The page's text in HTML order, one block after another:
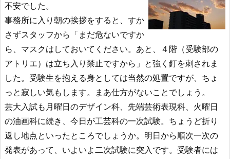
不安でした。
事務所に入り朝の挨拶をすると、すか
さずスタッフから「まだ危ないですか
ら、マスクはしておいてください。あと、４階（受験部の
アトリエ）は立ち入り禁止ですから」と強く釘を刺されま
した。受験生を抱える身としては当然の処置ですが、ちょ
っと寂しい気もします。まあ仕方がないことでしょう。
芸大入試も月曜日のデザイン科、先端芸術表現科、火曜日
の油画科に続き、今日が工芸科の一次試験。ちょうど折り
返し地点といったところでしょうか。明日から順次一次の
発表があって、いよいよ二次試験に突入です。受験者には